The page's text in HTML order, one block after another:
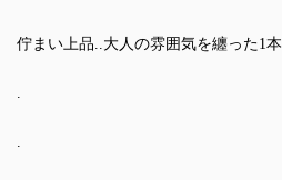
佇まい上品..大人の雰囲気を纏った1本